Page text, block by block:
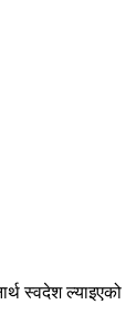
स्वदेश ल्याइएको